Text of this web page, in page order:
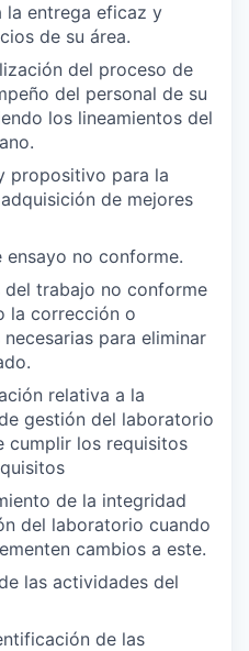
la entrega eficaz y
de su área.
del proceso de
del personal de su
los lineamientos del
propositivo para la
de mejores
no conforme.
del trabajo no conforme
la corrección o
para eliminar
relativa a la
gestión del laboratorio
cumplir los requisitos
de la integridad
del laboratorio cuando
cambios a este.
las actividades del
de las